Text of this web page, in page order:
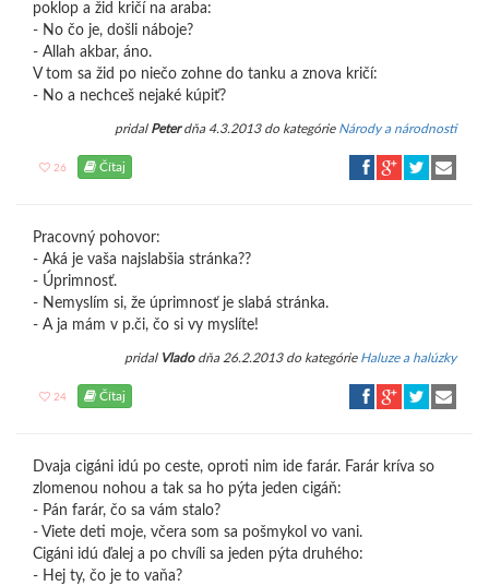
poklop a žid kričí na araba:
- No čo je, došli náboje?
- Allah akbar, áno.
V tom sa žid po niečo zohne do tanku a znova kričí:
- No a nechceš nejaké kúpiť?
pridal Peterdňa 4.3.2013 do kategórie Národy a národnosti
26 Čítaj
Pracovný pohovor:
- Aká je vaša najslabšia stránka??
- Úprimnosť.
- Nemyslím si, že úprimnosť je slabá stránka.
- A ja mám v p.či, čo si vy myslíte!
pridal Vladodňa 26.2.2013 do kategórie Haluze a halúzky
24 Čítaj
Dvaja cigáni idú po ceste, oproti nim ide farár. Farár kríva so
zlomenou nohou a tak sa ho pýta jeden cigáň:
- Pán farár, čo sa vám stalo?
- Viete deti moje, včera som sa pošmykol vo vani.
Cigáni idú ďalej a po chvíli sa jeden pýta druhého:
- Hej ty, čo je to vaňa?